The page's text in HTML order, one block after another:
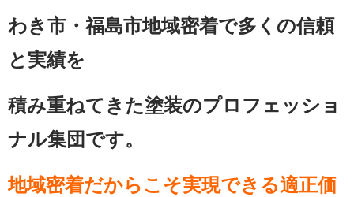
わき市・福島市地域密着で多くの信頼
と実績を
積み重ねてきた塗装のプロフェッショ
ナル集団です。
地域密着だからこそ実現できる適正価